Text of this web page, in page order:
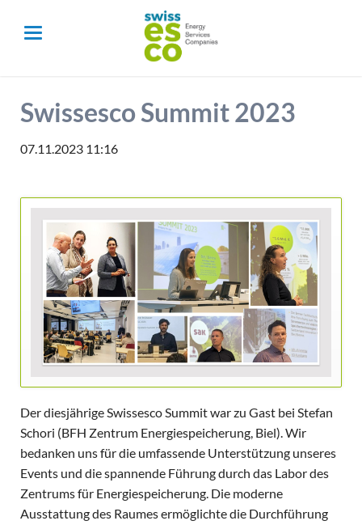
Swissesco Summit 2023
07.11.2023 11:16
Der diesjährige Swissesco Summit war zu Gast bei Stefan
Schori (BFH Zentrum Energiespeicherung, Biel). Wir
bedanken uns für die umfassende Unterstützung unseres
Events und die spannende Führung durch das Labor des
Zentrums für Energiespeicherung. Die moderne
Ausstattung des Raumes ermöglichte die Durchführung